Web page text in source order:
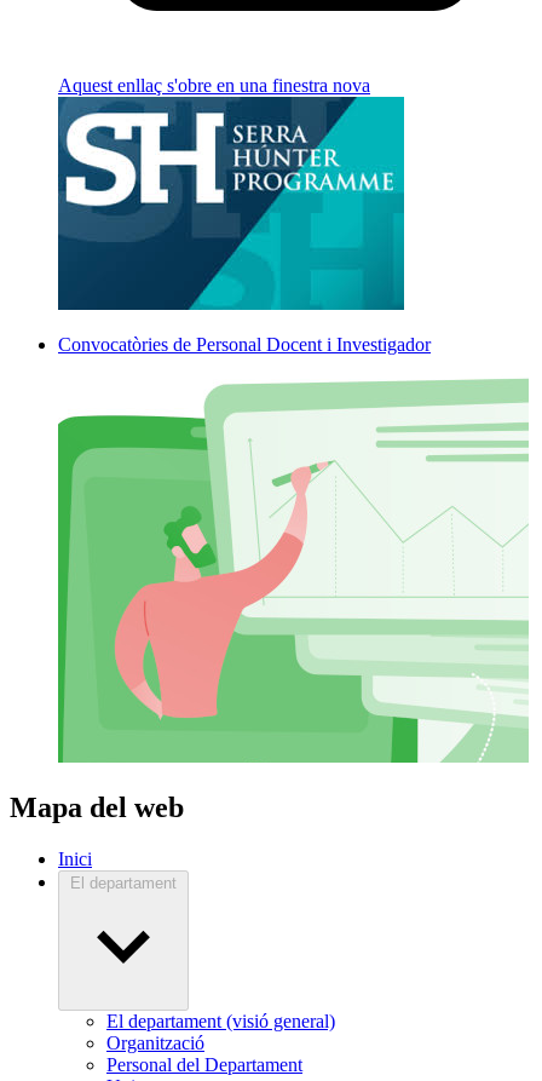
Aquest enllaç s'obre en una finestra nova
Convocatòries de Personal Docent i Investigador
Mapa del web
Inici
El departament
El departament (visió general)
Organització
Personal del Departament